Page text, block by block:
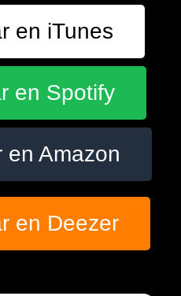
en iTunes
en Spotify
en Amazon
en Deezer